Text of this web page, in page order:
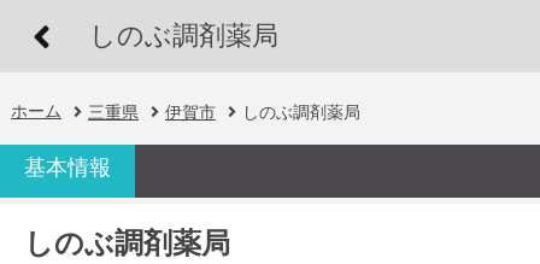
しのぶ調剤薬局
ホーム 三重県 伊賀市 しのぶ調剤薬局
基本情報
しのぶ調剤薬局